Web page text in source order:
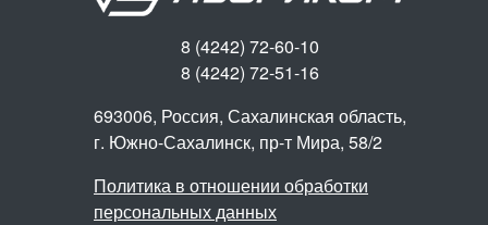
8 (4242) 72-60-10
8 (4242) 72-51-16
693006, Россия, Сахалинская область,
г. Южно-Сахалинск, пр-т Мира, 58/2
Политика в отношении обработки
персональных данных